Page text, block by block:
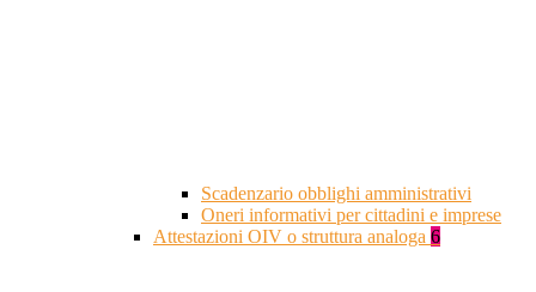
Scadenzario obblighi amministrativi
Oneri informativi per cittadini e imprese
Attestazioni OIV o struttura analoga 6